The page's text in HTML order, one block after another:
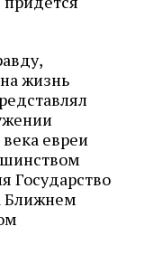
жизнь
евреи
Государство
Ближнем